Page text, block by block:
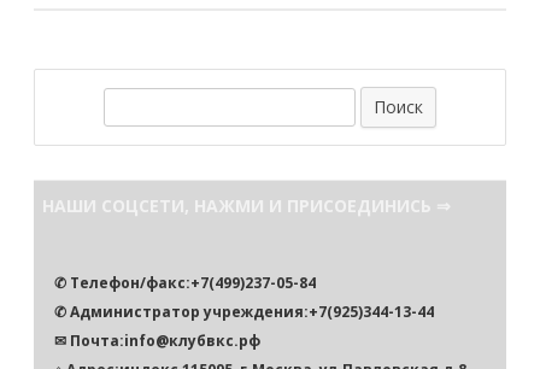
НАШИ СОЦСЕТИ, НАЖМИ И ПРИСОЕДИНИСЬ ⇒
✆ Телефон/факс:+7(499)237-05-84
✆ Администратор учреждения:+7(925)344-13-44
✉ Почта:info@клубвкс.рф